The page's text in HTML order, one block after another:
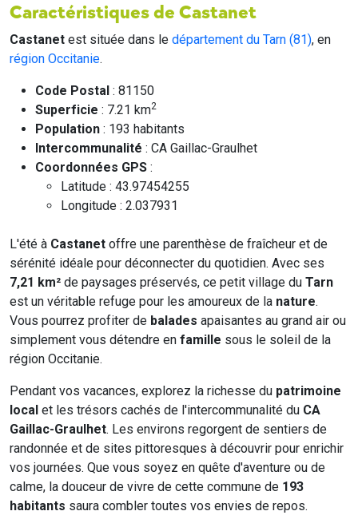
Caractéristiques de Castanet
Castanet est située dans le département du Tarn (81), en
région Occitanie.
Code Postal : 81150
Superficie : 7.21 km2
Population : 193 habitants
Intercommunalité : CA Gaillac-Graulhet
Coordonnées GPS :
Latitude : 43.97454255
Longitude : 2.037931
L'été à Castanet offre une parenthèse de fraîcheur et de
sérénité idéale pour déconnecter du quotidien. Avec ses
7,21 km² de paysages préservés, ce petit village du Tarn
est un véritable refuge pour les amoureux de la nature.
Vous pourrez profiter de balades apaisantes au grand air ou
simplement vous détendre en famille sous le soleil de la
région Occitanie.
Pendant vos vacances, explorez la richesse du patrimoine
local et les trésors cachés de l'intercommunalité du CA
Gaillac-Graulhet. Les environs regorgent de sentiers de
randonnée et de sites pittoresques à découvrir pour enrichir
vos journées. Que vous soyez en quête d'aventure ou de
calme, la douceur de vivre de cette commune de 193
habitants saura combler toutes vos envies de repos.